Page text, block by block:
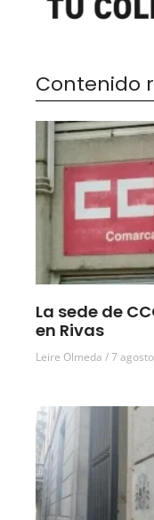
Contenido
La sede de
en Rivas
Leire Olmeda 7